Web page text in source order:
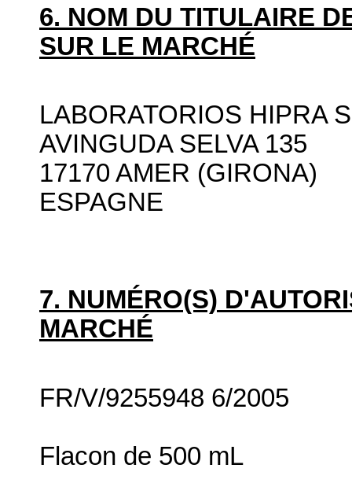
6. NOM DU TITULAIRE
SUR LE MARCHÉ
LABORATORIOS HIPRA
AVINGUDA SELVA 135
17170 AMER (GIRONA)
ESPAGNE
7. NUMÉRO(S)
MARCHÉ
FR/V/9255948 6/2005
Flacon de 500 mL